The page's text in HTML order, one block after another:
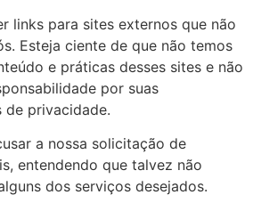
links para sites externos que não
Esteja ciente de que não temos
e práticas desses sites e não
por suas
de privacidade.
a nossa solicitação de
entendendo que talvez não
dos serviços desejados.